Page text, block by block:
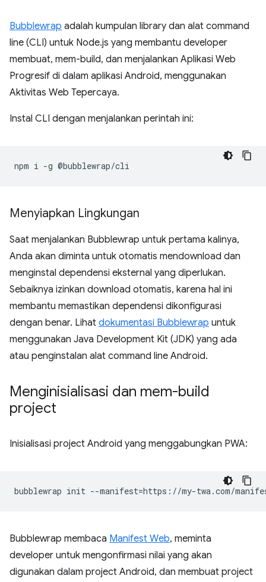
Bubblewrap adalah kumpulan library dan alat command
line (CLI) untuk Node.js yang membantu developer
membuat, mem-build, dan menjalankan Aplikasi Web
Progresif di dalam aplikasi Android, menggunakan
Aktivitas Web Tepercaya.
Instal CLI dengan menjalankan perintah ini:
npm i -g
Menyiapkan Lingkungan
Saat menjalankan Bubblewrap untuk pertama kalinya,
Anda akan diminta untuk otomatis mendownload dan
menginstal dependensi eksternal yang diperlukan.
Sebaiknya izinkan download otomatis, karena hal ini
membantu memastikan dependensi dikonfigurasi
dengan benar. Lihat dokumentasi Bubblewrap untuk
menggunakan Java Development Kit (JDK) yang ada
atau penginstalan alat command line Android.
Menginisialisasi dan mem-build
project
Inisialisasi project Android yang menggabungkan PWA:
bubblewrap init --manifest=
Bubblewrap membaca Manifest Web, meminta
developer untuk mengonfirmasi nilai yang akan
digunakan dalam project Android, dan membuat project